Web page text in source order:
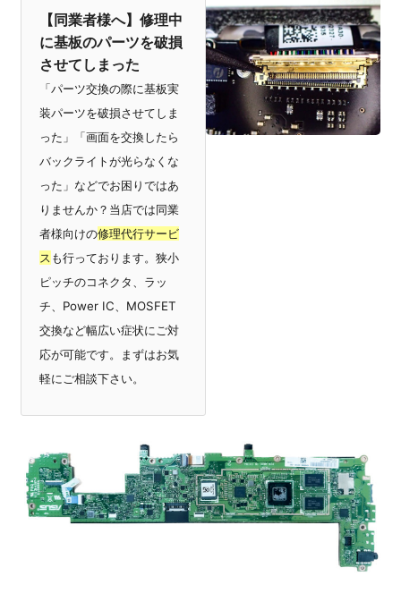
【同業者様へ】修理中
に基板のパーツを破損
させてしまった
「パーツ交換の際に基板実
装パーツを破損させてしま
った」「画面を交換したら
バックライトが光らなくな
った」などでお困りではあ
りませんか？当店では同業
者様向けの修理代行サービ
ス も行っております。狭小
ピッチのコネクタ、ラッ
チ、Power IC、MOSFET
交換など幅広い症状にご対
応が可能です。まずはお気
軽にご相談下さい。